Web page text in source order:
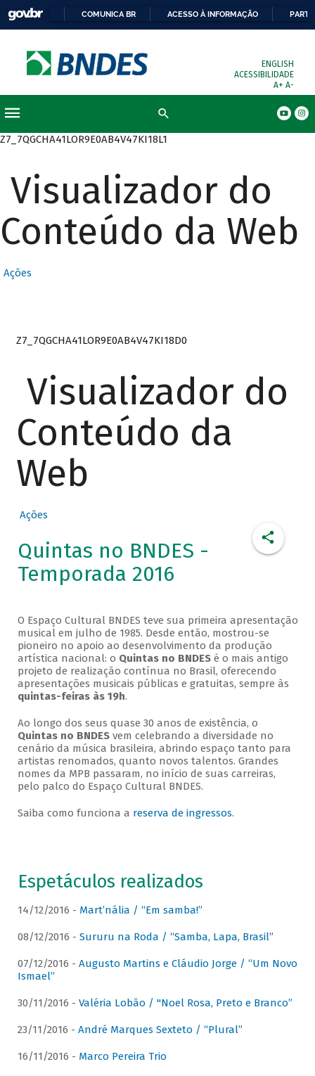
COMUNICA BR ACESSO À INFORMAÇÃO
ENGLISH
ACESSIBILIDADE
A+ A-
Z7_7QGCHA41LOR9E0AB4V47KI18L1
Visualizador do
Conteúdo da Web
Ações
Z7_7QGCHA41LOR9E0AB4V47KI18D0
Visualizador do
Conteúdo da
Web
Ações
Quintas no BNDES -
Temporada 2016
O Espaço Cultural BNDES teve sua primeira apresentação
musical em julho de 1985. Desde então, mostrou-se
pioneiro no apoio ao desenvolvimento da produção
artística nacional: o Quintas no BNDESé o mais antigo
projeto de realização contínua no Brasil, oferecendo
apresentações musicais públicas e gratuitas, sempre às
quintas-feiras às 19h.
Ao longo dos seus quase 30 anos de existência, o
Quintas no BNDESvem celebrando a diversidade no
cenário da música brasileira, abrindo espaço tanto para
artistas renomados, quanto novos talentos. Grandes
nomes da MPB passaram, no início de suas carreiras,
pelo palco do Espaço Cultural BNDES.
Saiba como funciona a reserva de ingressos.
Espetáculos realizados
14/12/2016 - Mart’nália / “Em samba!”
08/12/2016 - Sururu na Roda / “Samba, Lapa, Brasil”
07/12/2016 - Augusto Martins e Cláudio Jorge / “Um Novo
Ismael”
30/11/2016 - Valéria Lobão / "Noel Rosa, Preto e Branco”
23/11/2016 - André Marques Sexteto / “Plural”
16/11/2016 - Marco Pereira Trio